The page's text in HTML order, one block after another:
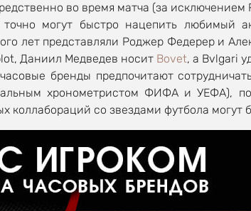
во время матча (за
могут быстро нацепить любимый
лет представляли Роджер Федерер и
Даниил Медведев носит Bovet, а Bvlgari
бренды предпочитают
хронометристом ФИФА и УЕФА),
коллабораций со звездами футбола